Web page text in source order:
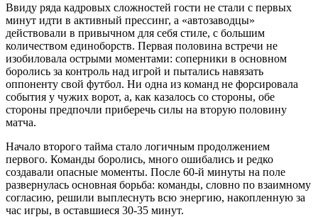
Ввиду ряда кадровых сложностей гости не стали с первых
минут идти в активный прессинг, а «автозаводцы»
действовали в привычном для себя стиле, с большим
количеством единоборств. Первая половина встречи не
изобиловала острыми моментами: соперники в основном
боролись за контроль над игрой и пытались навязать
оппоненту свой футбол. Ни одна из команд не форсировала
события у чужих ворот, а, как казалось со стороны, обе
стороны предпочли приберечь силы на вторую половину
матча.
Начало второго тайма стало логичным продолжением
первого. Команды боролись, много ошибались и редко
создавали опасные моменты. После 60-й минуты на поле
развернулась основная борьба: команды, словно по взаимному
согласию, решили выплеснуть всю энергию, накопленную за
час игры, в оставшиеся 30-35 минут.